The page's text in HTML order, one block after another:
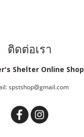
ติดต่อเรา
Shelter Online Shop
spstshop@gmail.com